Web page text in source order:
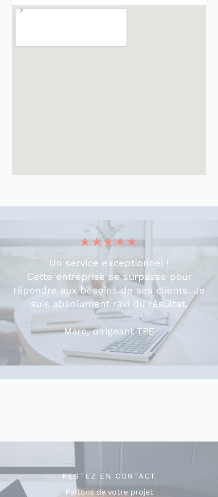
★ ★★★★
Un service exceptionnel !
Cette entreprise se surpasse pour
répondre aux besoins de ses clients. Je
suis absolument ravi du résultat.
Marc, dirigeant TPE
RESTEZ EN CONTACT
Parlons de votre projet